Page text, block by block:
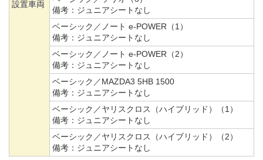
設置車両
備考： ジュニアシートなし
ベーシック／ノート e-POWER（1）
備考： ジュニアシートなし
ベーシック／ノート e-POWER（2）
備考： ジュニアシートなし
ベーシック／MAZDA3 5HB 1500
備考： ジュニアシートなし
ベーシック／ヤリスクロス（ハイブリッド）（1）
備考： ジュニアシートなし
ベーシック／ヤリスクロス（ハイブリッド）（2）
備考： ジュニアシートなし